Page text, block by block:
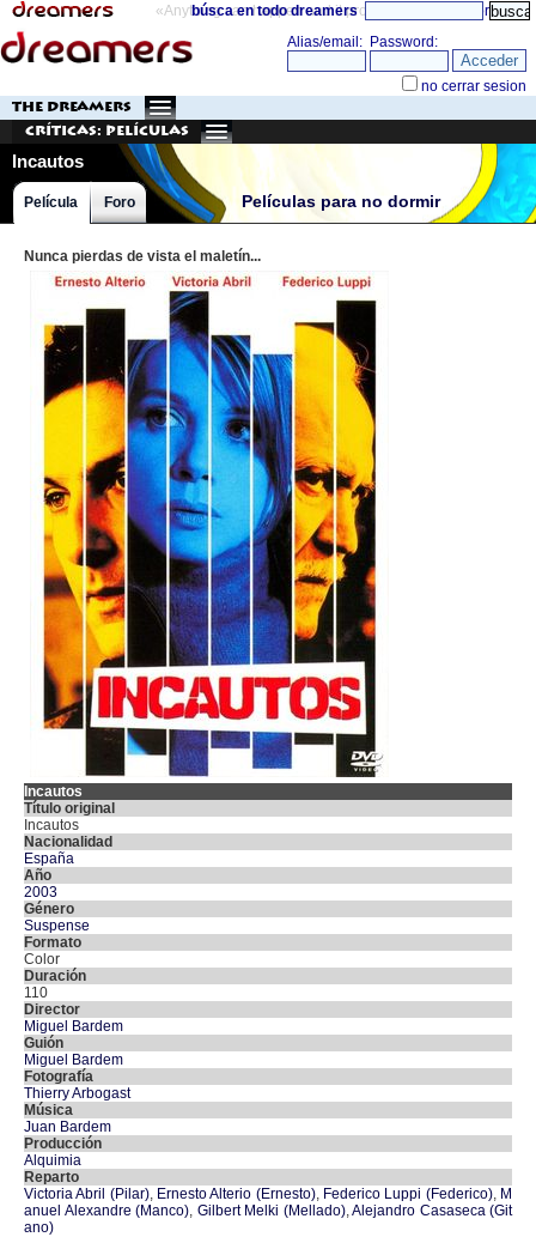
«Anything can happen and it probably will» directorio
búsca en todo dreamers
THE DREAMERS
Críticas: Películas
Incautos
Películas para no dormir
Película Foro
Nunca pierdas de vista el maletín...
Incautos
Título original
Incautos
Nacionalidad
España
Año
2003
Género
Suspense
Formato
Color
Duración
110
Director
Miguel Bardem
Guión
Miguel Bardem
Fotografía
Thierry Arbogast
Música
Juan Bardem
Producción
Alquimia
Reparto
Victoria Abril (Pilar), Ernesto Alterio (Ernesto), Federico Luppi (Federico), M
anuel Alexandre (Manco), Gilbert Melki (Mellado),Alejandro Casaseca (Git
ano)